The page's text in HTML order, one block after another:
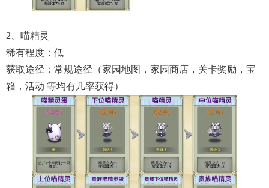
2、喵精灵
稀有程度：低
获取途径：常规途径（家园地图，家园商店，关卡奖励，宝
箱，活动 等均有几率获得）